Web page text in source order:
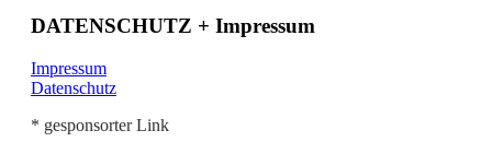
DATENSCHUTZ + Impressum
Impressum
Datenschutz
* gesponsorter Link